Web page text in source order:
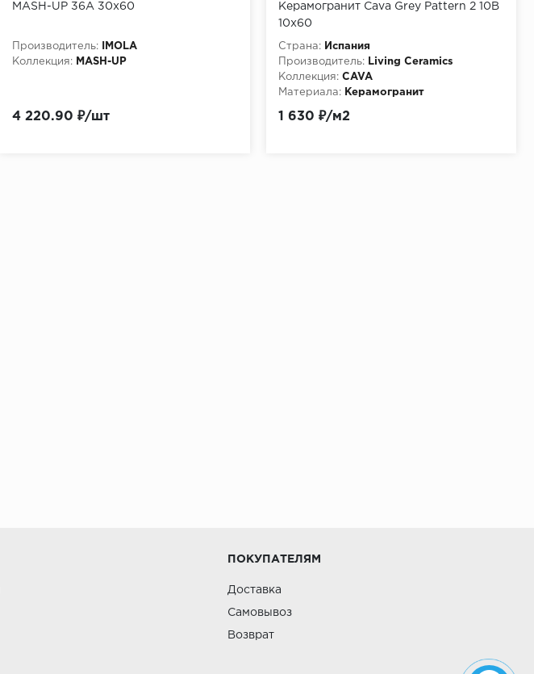
MASH-UP 36A 30x60
Производитель:
IMOLA
Коллекция:
MASH-UP
4 220.90 ₽/шт
Керамогранит Cava Grey Pattern 2 10B
10x60
Страна:
Испания
Производитель:
Living Ceramics
Коллекция: CAVA
Материала:
Керамогранит
1 630 ₽/м2
ПОКУПАТЕЛЯМ
Доставка
Самовывоз
Возврат